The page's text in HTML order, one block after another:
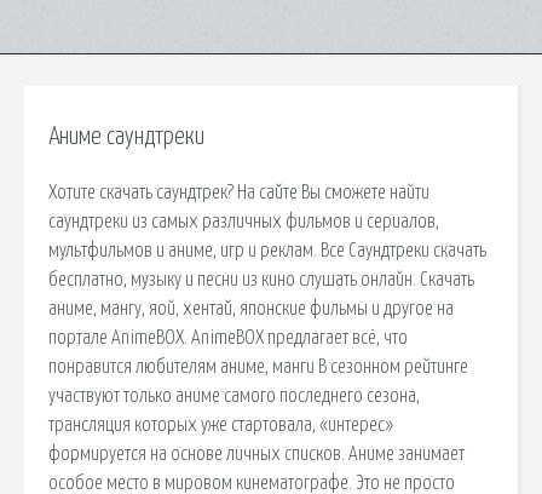
Аниме саундтреки
Хотите скачать саундтрек? На сайте Вы сможете найти
саундтреки из самых различных фильмов и сериалов,
мультфильмов и аниме, игр и реклам. Все Саундтреки скачать
бесплатно, музыку и песни из кино слушать онлайн. Скачать
аниме, мангу, яой, хентай, японские фильмы и другое на
портале AnimeBOX. AnimeBOX предлагает всё, что
понравится любителям аниме, манги В сезонном рейтинге
участвуют только аниме самого последнего сезона,
трансляция которых уже стартовала, «интерес»
формируется на основе личных списков. Аниме занимает
особое место в мировом кинематографе. Это не просто